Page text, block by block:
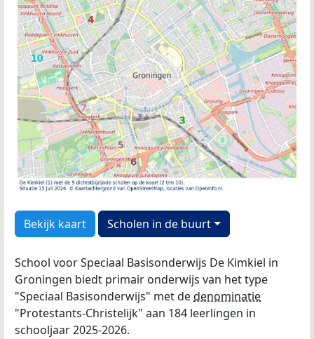
Bekijk kaart Scholen in de buurt
School voor Speciaal Basisonderwijs De Kimkiel in
Groningen biedt primair onderwijs van het type
"Speciaal Basisonderwijs" met dedenominatie
"Protestants-Christelijk" aan 184 leerlingen in
schooljaar 2025-2026.